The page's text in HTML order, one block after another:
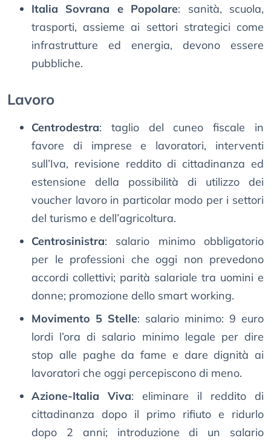
Italia Sovrana e Popolare: sanità, scuola,
trasporti, assieme ai settori strategici come
infrastrutture ed energia, devono essere
pubbliche.
Lavoro
Centrodestra: taglio del cuneo fiscale in
favore di imprese e lavoratori, interventi
sull’Iva, revisione reddito di cittadinanza ed
estensione della possibilità di utilizzo dei
voucher lavoro in particolar modo per i settori
del turismo e dell’agricoltura.
Centrosinistra: salario minimo obbligatorio
per le professioni che oggi non prevedono
accordi collettivi; parità salariale tra uomini e
donne; promozione dello smart working.
Movimento 5 Stelle: salario minimo: 9 euro
lordi l’ora di salario minimo legale per dire
stop alle paghe da fame e dare dignità ai
lavoratori che oggi percepiscono di meno.
Azione-Italia Viva: eliminare il reddito di
cittadinanza dopo il primo rifiuto e ridurlo
dopo 2 anni; introduzione di un salario